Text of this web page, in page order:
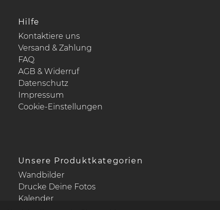
Hilfe
Kontaktiere uns
Versand & Zahlung
FAQ
AGB & Widerruf
Datenschutz
Impressum
Cookie-Einstellungen
Unsere Produktkategorien
Wandbilder
Drucke Deine Fotos
Kalender